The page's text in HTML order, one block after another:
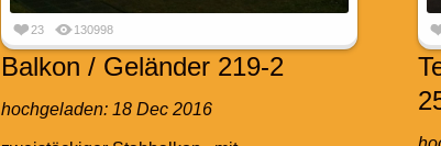
23 130998
Balkon / Geländer 219-2
hochgeladen: 18 Dec 2016